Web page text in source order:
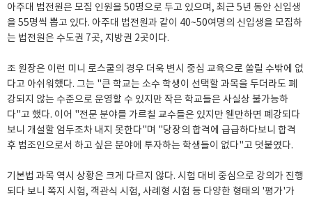
아주대 법전원은 모집 인원을 50명으로 두고 있으며, 최근 5년 동안 신입생
을 55명씩 뽑고 있다. 아주대 법전원과 같이 40~50여명의 신입생을 모집하
는 법전원은 수도권 7곳, 지방권 2곳이다.
조 원장은 이런 미니 로스쿨의 경우 더욱 변시 중심 교육으로 쏠릴 수밖에 없
다고 아쉬워했다. 그는 "큰 학교는 소수 학생이 선택할 과목을 두더라도 폐
강되지 않는 수준으로 운영할 수 있지만 작은 학교들은 사실상 불가능하
다"고 했다. 이어 "전문 분야를 가르칠 교수들은 있지만 웬만하면 폐강되다
보니 개설할 엄두조차 내지 못한다"며 "당장의 합격에 급급하다보니 합격
후 법조인으로서 하고 싶은 분야에 투자하는 학생들이 없다"고 덧붙였다.
기본법 과목 역시 상황은 크게 다르지 않다. 시험 대비 중심으로 강의가 진행
되다 보니 쪽지 시험, 객관식 시험, 사례형 시험 등 다양한 형태의 '평가'가